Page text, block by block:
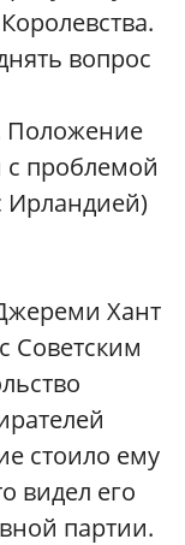
вопрос
Положение
проблемой
Ирландией)
Хант
Советским
стоило ему
видел его
партии.